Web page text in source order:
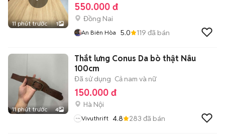
11 phút trước 1
550.000 đ
Đồng Nai
An Biên Hòa 5.0 119 đã bán
11 phút trước 4
Thắt lưng Conus Da bò thật Nâu
100cm
Đã sử dụng Cả nam và nữ
150.000 đ
Hà Nội
Vivuthrift 4.8 283 đã bán